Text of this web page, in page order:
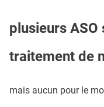
plusieurs
traitement de
mais aucun pour le